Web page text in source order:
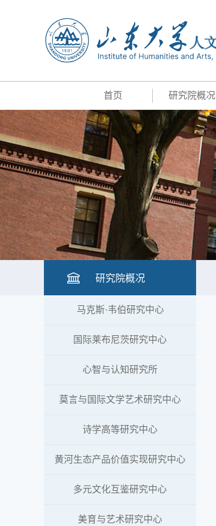
首页 研究院概况
研究院概况
马克斯·韦伯研究中心
国际莱布尼茨研究中心
心智与认知研究所
莫言与国际文学艺术研究中心
诗学高等研究中心
黄河生态产品价值实现研究中心
多元文化互鉴研究中心
美育与艺术研究中心